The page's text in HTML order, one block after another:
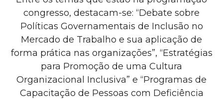
congresso, destacam-se: “Debate sobre
Políticas Governamentais de Inclusão no
Mercado de Trabalho e sua aplicação de
forma prática nas organizações”, “Estratégias
para Promoção de uma Cultura
Organizacional Inclusiva” e “Programas de
Capacitação de Pessoas com Deficiência